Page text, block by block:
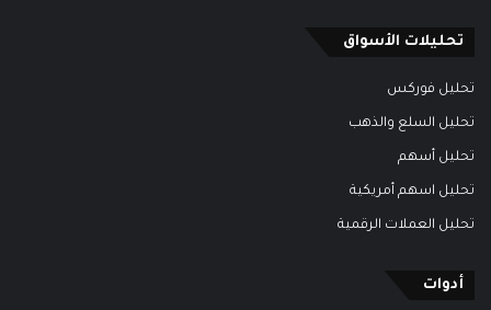
تحليلات الأسواق
تحليل فوركس
تحليل السلع والذهب
تحليل أسهم
تحليل اسهم أمريكية
تحليل العملات الرقمية
أدوات